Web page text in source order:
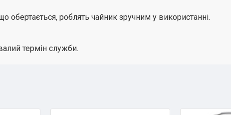
обертається, роблять чайник зручним у використанні.
термін служби.